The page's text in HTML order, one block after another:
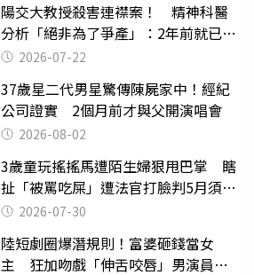
陽交大教授殺害連襟案！ 精神科醫
分析「絕非為了爭產」：2年前就已言
行詭異
2026-07-22
37歲星二代男星驚傳陳屍家中！經紀
公司證實 2個月前才與父開演唱會
2026-08-02
3歲童玩搖搖馬遭陌生婦狠甩巴掌 瞎
扯「被罵吃屎」遭法官打臉判5月須入
監 2026-07-30
陸短劇圈爆潛規則！富婆砸錢當女
主 狂加吻戲「伸舌咬唇」男演員崩